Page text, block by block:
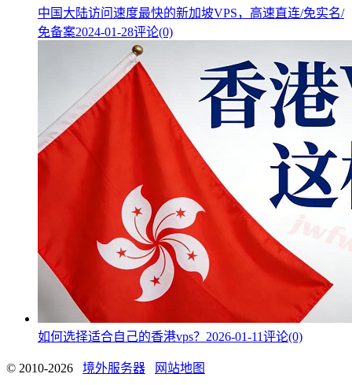
中国大陆访问速度最快的新加坡VPS，高速直连/免实名/
免备案2024-01-28评论(0)
如何选择适合自己的香港vps？ 2026-01-11评论(0)
© 2010-2026 境外服务器 网站地图